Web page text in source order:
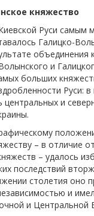
княжество
Руси самым
Галицко-
и
больших
Руси: в
центральных и
– в отличие
– удалось
последствий
столетия оно
и
и Центральной